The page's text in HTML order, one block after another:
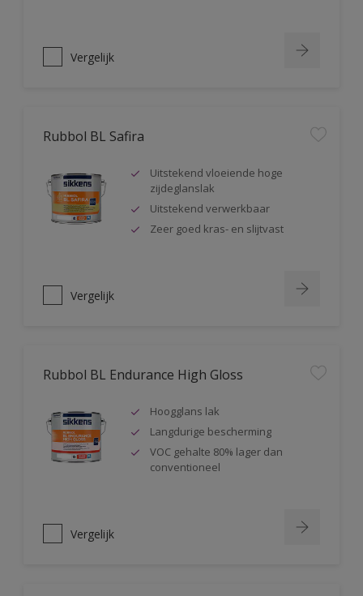
Vergelijk
Rubbol BL Safira
Uitstekend vloeiende hoge
zijdeglanslak
Uitstekend verwerkbaar
Zeer goed kras- en slijtvast
Vergelijk
Rubbol BL Endurance High Gloss
Hoogglans lak
Langdurige bescherming
VOC gehalte 80% lager dan
conventioneel
Vergelijk